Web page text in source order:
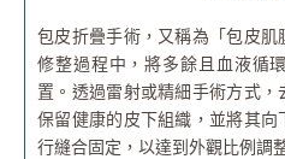
包皮折疊手術，又稱為「包皮
修整過程中，將多餘且血液循
置。透過雷射或精細手術方式，
保留健康的皮下組織，並將其
行縫合固定，以達到外觀比例調